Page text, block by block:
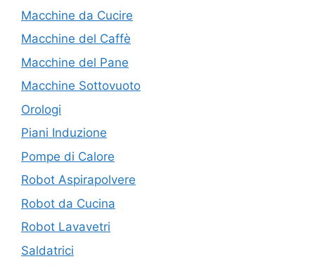
Macchine da Cucire
Macchine del Caffè
Macchine del Pane
Macchine Sottovuoto
Orologi
Piani Induzione
Pompe di Calore
Robot Aspirapolvere
Robot da Cucina
Robot Lavavetri
Saldatrici